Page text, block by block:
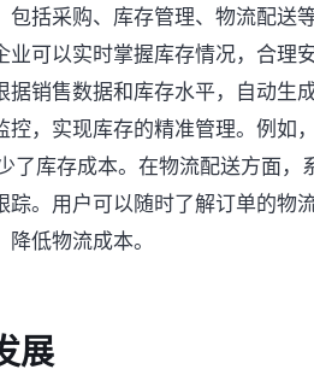
括采购、库存管理、物流配送
可以实时掌握库存情况，合理
销售数据和库存水平，自动生
，实现库存的精准管理。例如
了库存成本。在物流配送方面
。用户可以随时了解订单的物
低物流成本。
展